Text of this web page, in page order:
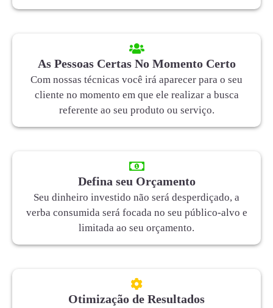
As Pessoas Certas No Momento Certo
Com nossas técnicas você irá aparecer para o seu
cliente no momento em que ele realizar a busca
referente ao seu produto ou serviço.
Defina seu Orçamento
Seu dinheiro investido não será desperdiçado, a
verba consumida será focada no seu público-alvo e
limitada ao seu orçamento.
Otimização de Resultados